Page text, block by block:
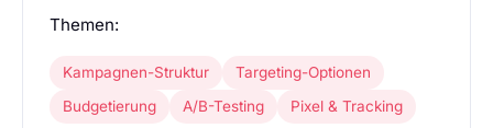
Themen:
Kampagnen-Struktur
Targeting-Optionen
Budgetierung
A/B-Testing Pixel & Tracking